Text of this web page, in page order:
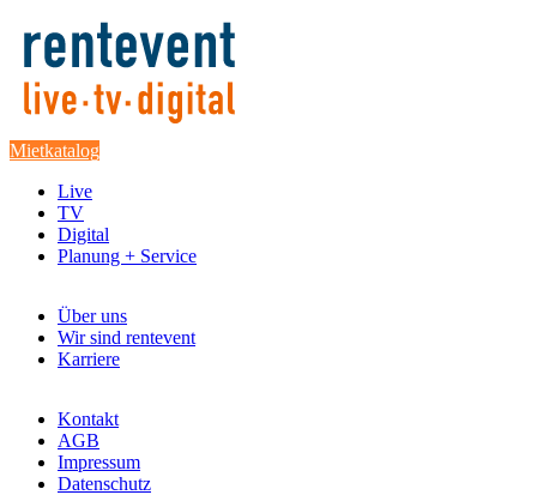
Mietkatalog
Live
TV
Digital
Planung + Service
Über uns
Wir sind rentevent
Karriere
Kontakt
AGB
Impressum
Datenschutz